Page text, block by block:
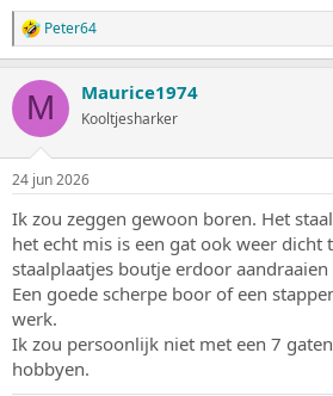
W
a
r
e
n
e
n
:
Peter64
M Maurice1974
Kooltjesharker
24 jun 2026
Ik zou zeggen gewoon boren. Het
het echt mis is een gat ook weer dicht
staalplaatjes boutje erdoor
Een goede scherpe boor of een
werk.
Ik zou persoonlijk niet met een 7
hobbyen.